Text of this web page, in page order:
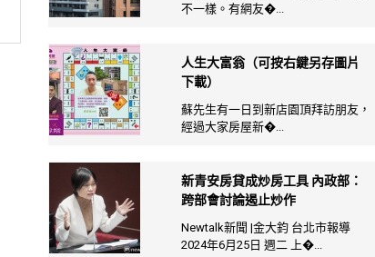
不一樣。有網友�...
人生大富翁（可按右鍵另存圖片
下載）
蘇先生有一日到新店園頂拜訪朋友，
經過大家房屋新�...
新青安房貸成炒房工具 內政部：
跨部會討論遏止炒作
Newtalk新聞 |金大鈞 台北市報導
2024年6月25日 週二 上�...